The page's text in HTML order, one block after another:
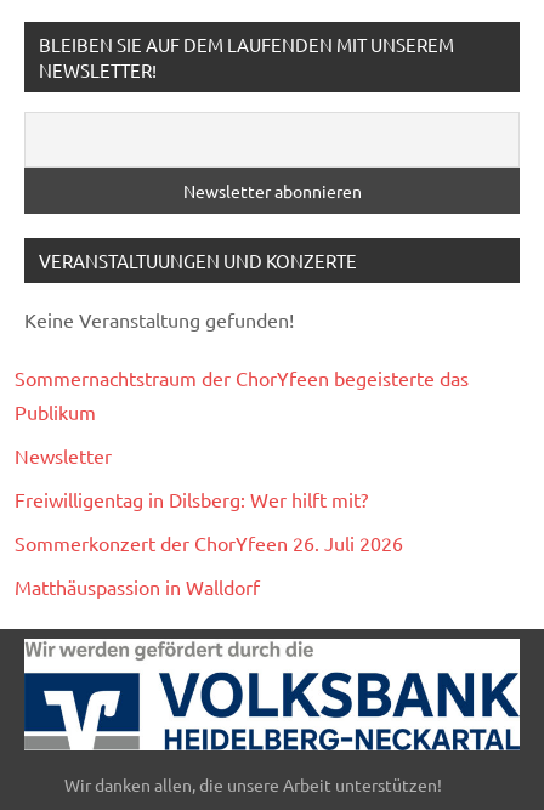
BLEIBEN SIE AUF DEM LAUFENDEN MIT UNSEREM
NEWSLETTER!
VERANSTALTUUNGEN UND KONZERTE
Keine Veranstaltung gefunden!
Sommernachtstraum der ChorYfeen begeisterte das
Publikum
Newsletter
Freiwilligentag in Dilsberg: Wer hilft mit?
Sommerkonzert der ChorYfeen 26. Juli 2026
Matthäuspassion in Walldorf
Wir danken allen, die unsere Arbeit unterstützen!